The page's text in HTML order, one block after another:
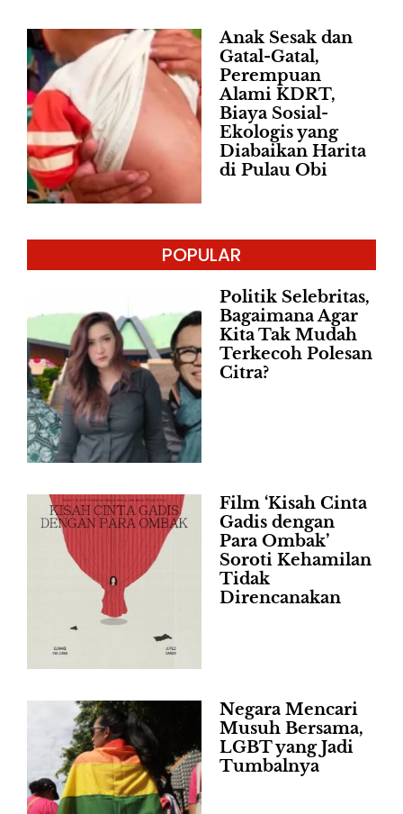
Anak Sesak dan
Gatal-Gatal,
Perempuan
Alami KDRT,
Biaya Sosial-
Ekologis yang
Diabaikan Harita
di Pulau Obi
POPULAR
Politik Selebritas,
Bagaimana Agar
Kita Tak Mudah
Terkecoh Polesan
Citra?
Film ‘Kisah Cinta
Gadis dengan
Para Ombak’
Soroti Kehamilan
Tidak
Direncanakan
Negara Mencari
Musuh Bersama,
LGBT yang Jadi
Tumbalnya